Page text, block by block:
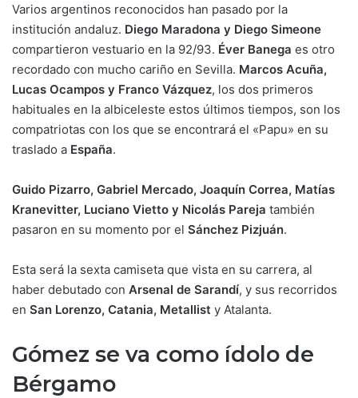
Varios argentinos reconocidos han pasado por la
institución andaluz. Diego Maradona y Diego Simeone
compartieron vestuario en la 92/93. Éver Banega es otro
recordado con mucho cariño en Sevilla. Marcos Acuña,
Lucas Ocampos y Franco Vázquez, los dos primeros
habituales en la albiceleste estos últimos tiempos, son los
compatriotas con los que se encontrará el «Papu» en su
traslado a España.
Guido Pizarro, Gabriel Mercado, Joaquín Correa, Matías
Kranevitter, Luciano Vietto y Nicolás Pareja también
pasaron en su momento por el Sánchez Pizjuán.
Esta será la sexta camiseta que vista en su carrera, al
haber debutado con Arsenal de Sarandí, y sus recorridos
en San Lorenzo, Catania, Metallist y Atalanta.
Gómez se va como ídolo de
Bérgamo